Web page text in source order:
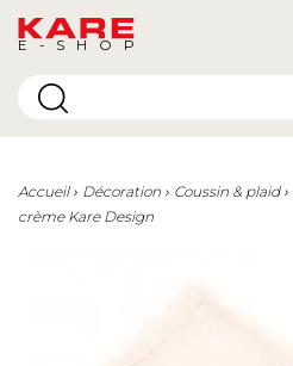
E-SHOP
Accueil Décoration Coussin & plaid
crème Kare Design